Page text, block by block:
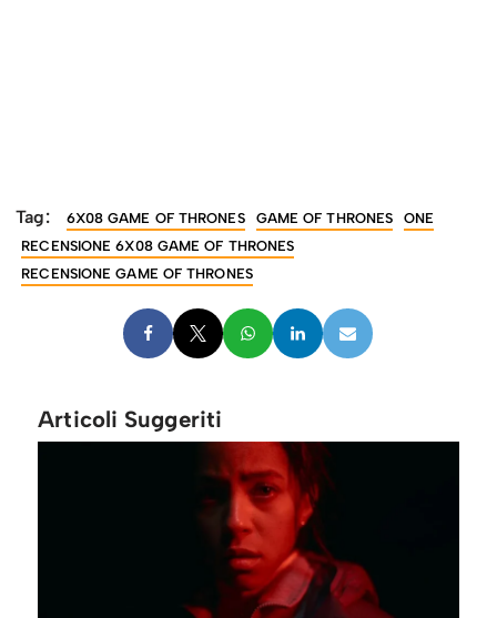
Tag: 6X08 GAME OF THRONES GAME OF THRONES
ONE
RECENSIONE 6X08 GAME OF THRONES
RECENSIONE GAME OF THRONES
Articoli Suggeriti